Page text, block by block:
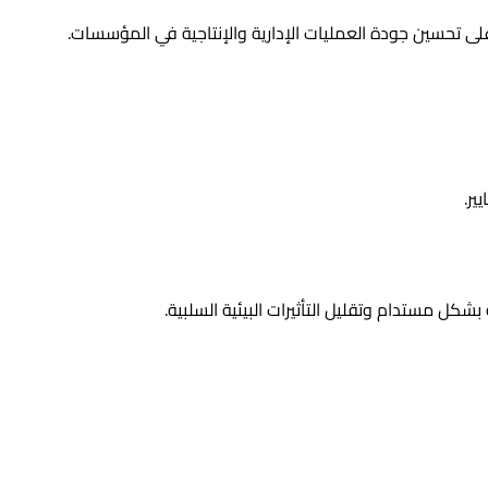
مستدام وتقليل التأثيرات البيئية السلبية.